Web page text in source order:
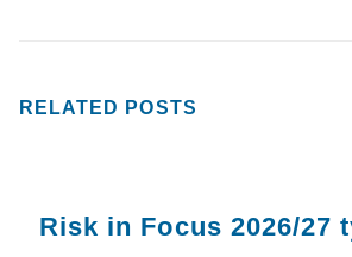
RELATED POSTS
Risk in Focus 2026/27